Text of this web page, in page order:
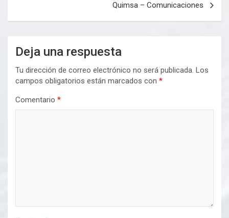
Quimsa – Comunicaciones
Deja una respuesta
Tu dirección de correo electrónico no será publicada. Los
campos obligatorios están marcados con *
Comentario *